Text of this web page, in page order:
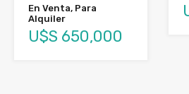
En Venta, Para
Alquiler
U$S 650,000